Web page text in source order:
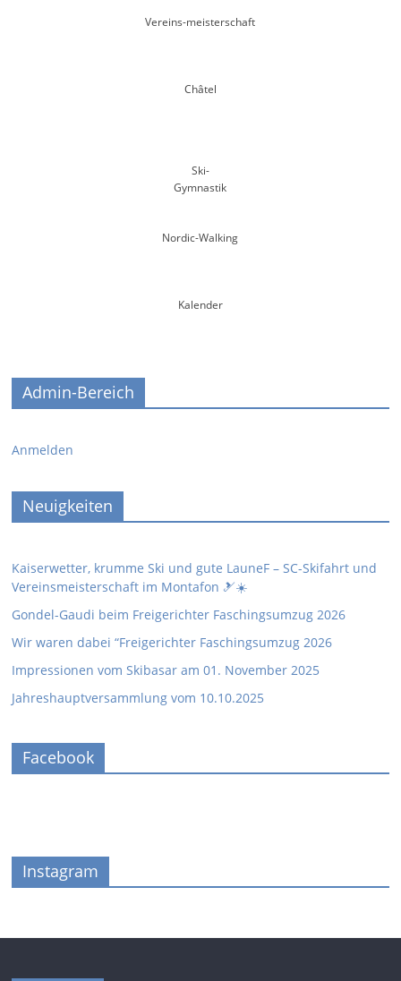
Vereins-meisterschaft
Châtel
Ski-
Gymnastik
Nordic-Walking
Kalender
Admin-Bereich
Anmelden
Neuigkeiten
Kaiserwetter, krumme Ski und gute LauneF – SC-Skifahrt und
Vereinsmeisterschaft im Montafon 🎿☀️
Gondel-Gaudi beim Freigerichter Faschingsumzug 2026
Wir waren dabei “Freigerichter Faschingsumzug 2026
Impressionen vom Skibasar am 01. November 2025
Jahreshauptversammlung vom 10.10.2025
Facebook
Instagram